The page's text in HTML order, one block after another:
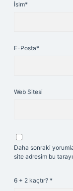
İsim*
E-Posta*
Web Sitesi
Daha sonraki
site adresim bu
6 + 2 kaçtır? *